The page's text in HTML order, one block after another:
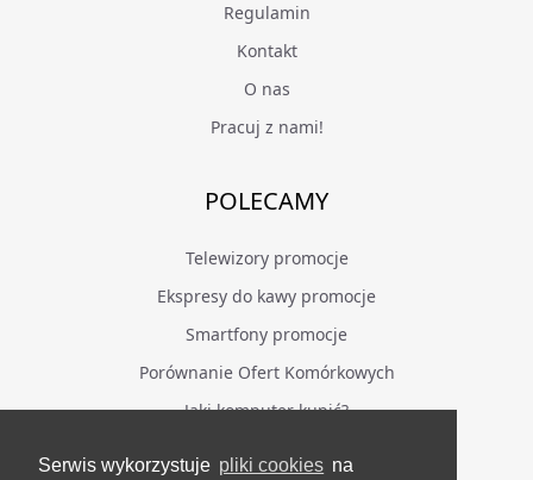
Serwis wykorzystuje pliki cookies na
Regulamin
Kontakt
O nas
Pracuj z nami!
POLECAMY
Telewizory promocje
Ekspresy do kawy promocje
Smartfony promocje
Porównanie Ofert Komórkowych
Jaki komputer kupić?